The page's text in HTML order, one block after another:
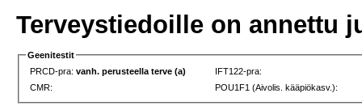
Terveystiedoille on annettu
Geenitestit
PRCD-pra:vanh. perusteella terve (a)
IFT122-pra:
CMR:
POU1F1 (Aivolis. kääpiökasv.):